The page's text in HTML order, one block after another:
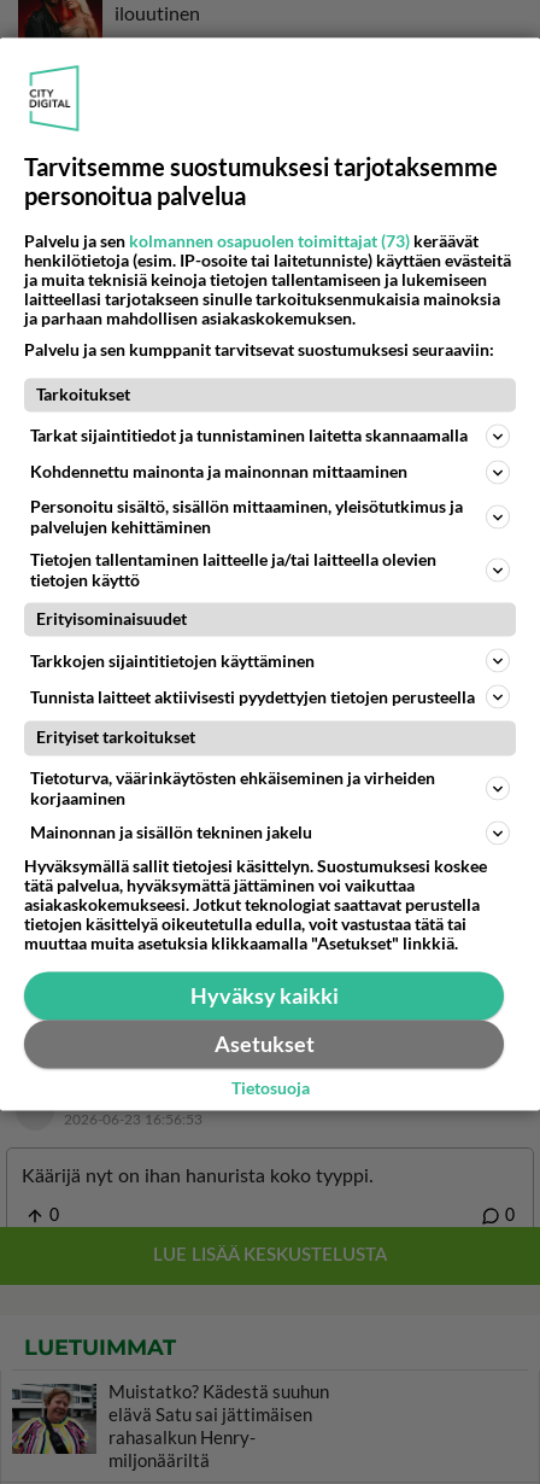
ilouutinen
Linda Lampenius ja Pete Parkkonen - Yhteinen
ilouutinen!
UMK26 paljastuksia lauantai 28.2. -
Ennakkotietoa tihkuu suorasta lähetyksestä!
Linda Lampenius ja Pete Parkkonen sekoittivat
somen!
LUETUIMMAT
Muistatko? Kädestä suuhun
elävä Satu sai jättimäisen
rahasalkun Henry-
miljonääriltä
Tarvitsemme suostumuksesi tarjotaksemme
personoitua palvelua
Palvelu ja sen kolmannen osapuolen toimittajat (73) keräävät
henkilötietoja (esim. IP-osoite tai laitetunniste) käyttäen evästeitä
ja muita teknisiä keinoja tietojen tallentamiseen ja lukemiseen
laitteellasi tarjotakseen sinulle tarkoituksenmukaisia mainoksia
ja parhaan mahdollisen asiakaskokemuksen.
Palvelu ja sen kumppanit tarvitsevat suostumuksesi seuraaviin:
Tarkoitukset
Tarkat sijaintitiedot ja tunnistaminen laitetta skannaamalla
Kohdennettu mainonta ja mainonnan mittaaminen
Personoitu sisältö, sisällön mittaaminen, yleisötutkimus ja
palvelujen kehittäminen
Tietojen tallentaminen laitteelle ja/tai laitteella olevien
tietojen käyttö
Erityisominaisuudet
Tarkkojen sijaintitietojen käyttäminen
Tunnista laitteet aktiivisesti pyydettyjen tietojen perusteella
Erityiset tarkoitukset
Tietoturva, väärinkäytösten ehkäiseminen ja virheiden
korjaaminen
Mainonnan ja sisällön tekninen jakelu
Hyväksymällä sallit tietojesi käsittelyn. Suostumuksesi koskee
tätä palvelua, hyväksymättä jättäminen voi vaikuttaa
asiakaskokemukseesi. Jotkut teknologiat saattavat perustella
tietojen käsittelyä oikeutetulla edulla, voit vastustaa tätä tai
muuttaa muita asetuksia klikkaamalla "Asetukset" linkkiä.
Hyväksy kaikki
Asetukset
Tietosuoja